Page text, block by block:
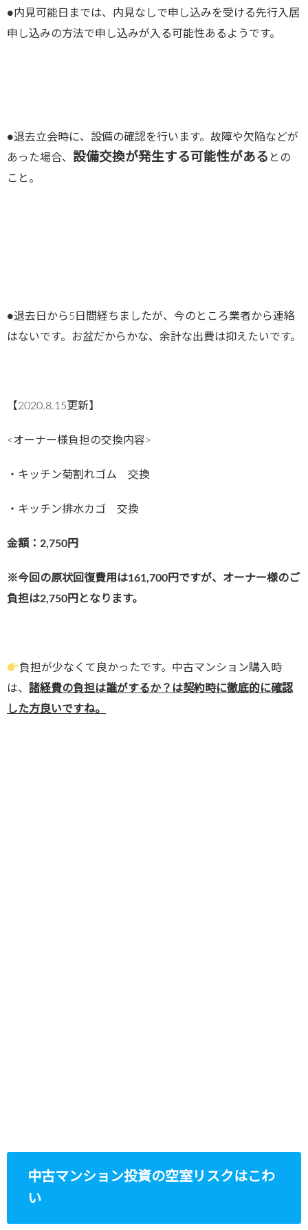
●内見可能日までは、内見なしで申し込みを受ける先行入居
申し込みの方法で申し込みが 入る可能性あるようです。
●退去立会時に、設備の確認を行います。故障や欠陥などが
あっ た場合、 設備交換が発生する可能性がある との
こと。
●退去日から5日間経ちましたが、今のところ業者から連絡
はないです。お盆だからかな、余計な出費は抑えたいです。
【2020.8.15更新】
<オーナー様負担の交換内容>
・ キッチン菊割れゴム 交換
・ キッチン排水カゴ 交換
金額：2,750円
※今回の原状回復費用は161,700円ですが、オーナー様のご
負担は2,750円となります。
負担が少なくて良かったです。中古マンション購入時
は、 諸経費の負担は誰がするか？は契約時に徹底的に確認
した方良いですね。
中古マンション投資の空室リスクはこわ
い